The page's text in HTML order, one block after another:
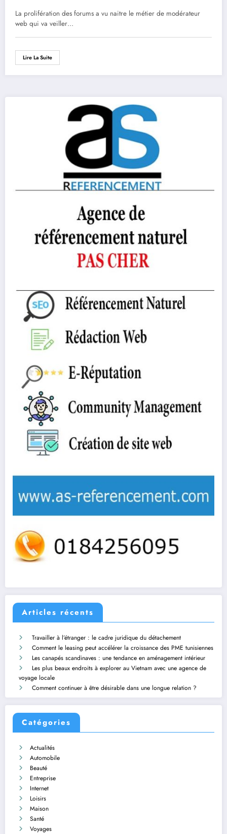
La prolifération des forums a vu naitre le métier de modérateur
web qui va veiller…
Lire La Suite
Articles récents
Travailler à l’étranger : le cadre juridique du détachement
Comment le leasing peut accélérer la croissance des PME tunisiennes
Les canapés scandinaves : une tendance en aménagement intérieur
Les plus beaux endroits à explorer au Vietnam avec une agence de
voyage locale
Comment continuer à être désirable dans une longue relation ?
Catégories
Actualités
Automobile
Beauté
Entreprise
Internet
Loisirs
Maison
Santé
Voyages